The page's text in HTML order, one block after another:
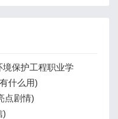
境保护工程职业学
什么用)
点剧情)
)